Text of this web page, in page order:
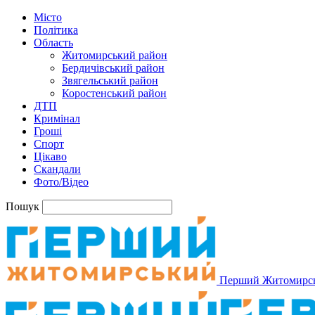
Місто
Політика
Область
Житомирський район
Бердичівський район
Звягельський район
Коростенський район
ДТП
Кримінал
Гроші
Спорт
Цікаво
Скандали
Фото/Відео
Пошук
Перший